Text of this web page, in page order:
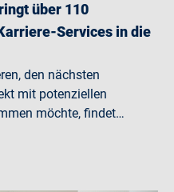
über 110
Services in die
den nächsten
mit potenziellen
möchte, findet…